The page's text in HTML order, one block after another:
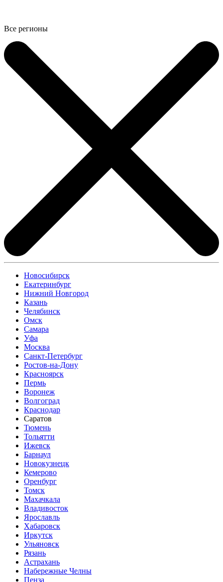
Все регионы
Новосибирск
Екатеринбург
Нижний Новгород
Казань
Челябинск
Омск
Самара
Уфа
Москва
Санкт-Петербург
Ростов-на-Дону
Красноярск
Пермь
Воронеж
Волгоград
Краснодар
Саратов
Тюмень
Тольятти
Ижевск
Барнаул
Новокузнецк
Кемерово
Оренбург
Томск
Махачкала
Владивосток
Ярославль
Хабаровск
Иркутск
Ульяновск
Рязань
Астрахань
Набережные Челны
Пенза